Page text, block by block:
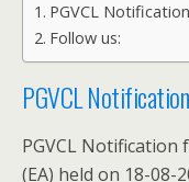
PGVCL Notification
Follow us:
PGVCL Notification
PGVCL Notification
(EA) held on 18-08-